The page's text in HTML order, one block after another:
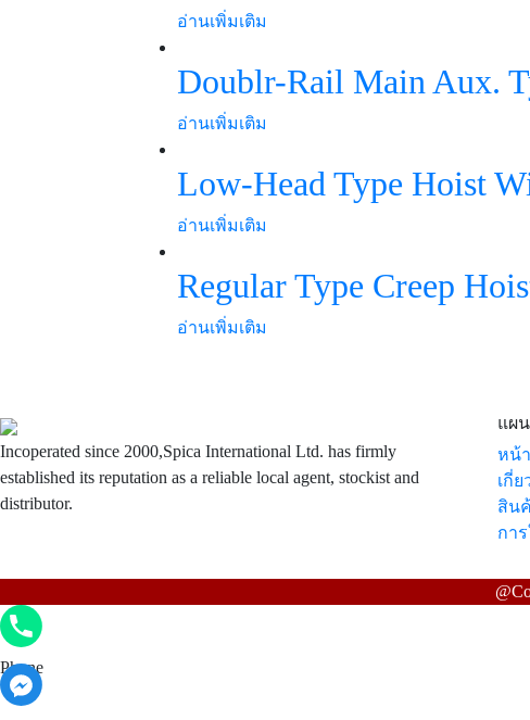
อ่านเพิ่มเติม
Doublr-Rail Main Aux.
อ่านเพิ่มเติม
Low-Head Type Hoist
อ่านเพิ่มเติม
Regular Type Creep
อ่านเพิ่มเติม
Incoperated since 2000,Spica International Ltd. has firmly
established its reputation as a reliable local agent, stockist and
distributor.
แผน
หน้
เกี่ย
สิน
กา
Phone
Phone
Facebook Messenger